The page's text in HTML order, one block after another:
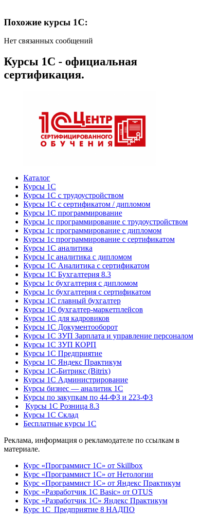
Похожие курсы 1С:
Нет связанных сообщений
Курсы 1С - официальная
сертификация.
Каталог
Курсы 1С
Курсы 1С с трудоустройством
Курсы 1С с сертификатом / дипломом
Курсы 1С программирование
Курсы 1с программирование с трудоустройством
Курсы 1с программирование с дипломом
Курсы 1с программирование с сертификатом
Курсы 1С аналитика
Курсы 1с аналитика с дипломом
Курсы 1С Аналитика с сертификатом
Курсы 1С Бухгалтерия 8.3
Курсы 1с бухгалтерия с дипломом
Курсы 1с бухгалтерия с сертификатом
Курсы 1С главный бухгалтер
Курсы 1С бухгалтер-маркетплейсов
Курсы 1С для кадровиков
Курсы 1С Документооборот
Курсы 1С ЗУП Зарплата и управление персоналом
Курсы 1С ЗУП КОРП
Курсы 1С Предприятие
Курсы 1С Яндекс Практикум
Курсы 1С-Битрикс (Bitrix)
Курсы 1С Администрирование
Курсы бизнес — аналитик 1С
Курсы по закупкам по 44‑ФЗ и 223‑ФЗ
Курсы 1С Розница 8.3
Курсы 1С Склад
Бесплатные курсы 1С
Реклама, информация о рекламодателе по ссылкам в
материале.
Курс «Программист 1С» от Skillbox
Курс «Программист 1С» от Нетологии
Курс «Программист 1С» от Яндекс Практикум
Курс «Разработчик 1С Basic» от OTUS
Курс «Разработчик 1С» Яндекс Практикум
Курс 1С Предприятие 8 НАДПО